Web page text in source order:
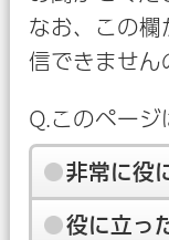
なお、この欄
信できません
Q.このページ
非常に役
役に立っ